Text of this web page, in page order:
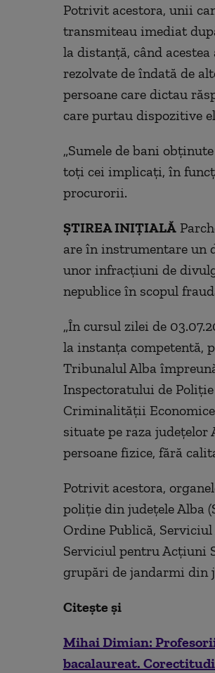
Potrivit acestora, unii
transmiteau imediat
la distanţă, când
rezolvate de îndată de
persoane care dictau
care purtau dispozitive
„Sumele de bani
toţi cei implicaţi, în
procurorii.
ȘTIREA INIȚIALĂ
are în instrumentare un
unor infracţiuni de
nepublice în scopul
„În cursul zilei de
la instanţa competentă,
Tribunalul Alba
Inspectoratului de
Criminalităţii
situate pe raza
persoane fizice, fără
Potrivit acestora,
poliţie din judeţele Alba
Ordine Publică,
Serviciul pentru Acţiuni
grupări de jandarmi din
Citește și
Mihai Dimian:
bacalaureat.